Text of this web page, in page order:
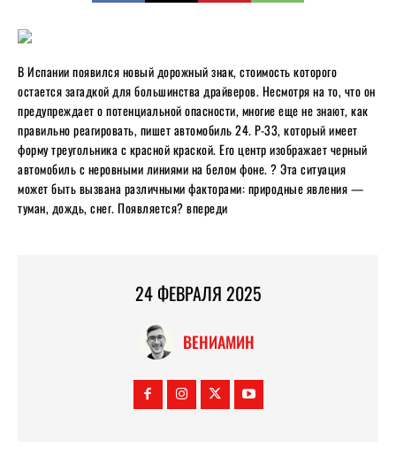
В Испании появился новый дорожный знак, стоимость которого
остается загадкой для большинства драйверов. Несмотря на то, что он
предупреждает о потенциальной опасности, многие еще не знают, как
правильно реагировать, пишет автомобиль 24. P-33, который имеет
форму треугольника с красной краской. Его центр изображает черный
автомобиль с неровными линиями на белом фоне. ? Эта ситуация
может быть вызвана различными факторами: природные явления —
туман, дождь, снег. Появляется? впереди
24 ФЕВРАЛЯ 2025
ВЕНИАМИН